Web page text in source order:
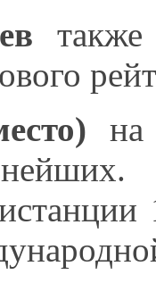
также
на